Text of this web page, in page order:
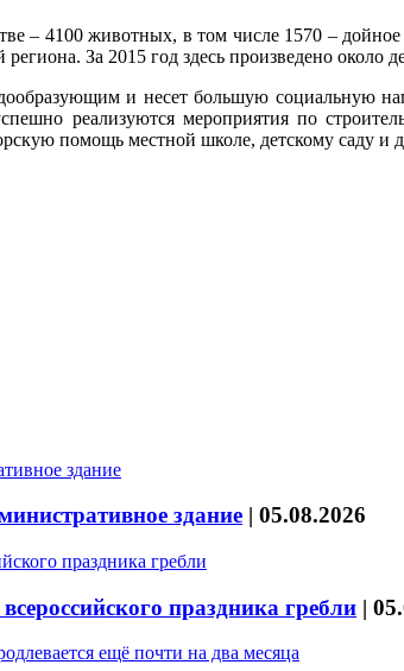
– 4100 животных, в том числе 1570 –
За 2015 год здесь произведено
и несет большую социальную
реализуются мероприятия по
помощь местной школе, детскому саду и
здание | 05.08.2026
праздника гребли |